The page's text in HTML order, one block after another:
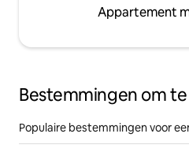
Appartement
Bestemmingen om
Populaire bestemmingen voor